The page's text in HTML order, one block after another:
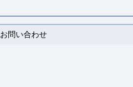
お問い合わせ